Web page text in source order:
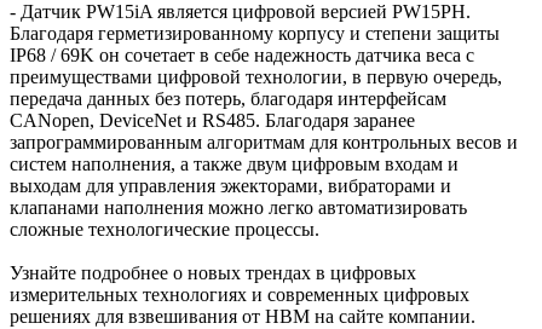
- Датчик PW15iA является цифровой версией PW15PH.
Благодаря герметизированному корпусу и степени защиты
IP68 / 69K он сочетает в себе надежность датчика веса с
преимуществами цифровой технологии, в первую очередь,
передача данных без потерь, благодаря интерфейсам
CANopen, DeviceNet и RS485. Благодаря заранее
запрограммированным алгоритмам для контрольных весов и
систем наполнения, а также двум цифровым входам и
выходам для управления эжекторами, вибраторами и
клапанами наполнения можно легко автоматизировать
сложные технологические процессы.
Узнайте подробнее о новых трендах в цифровых
измерительных технологиях и современных цифровых
решениях для взвешивания от НВМ на сайте компании.